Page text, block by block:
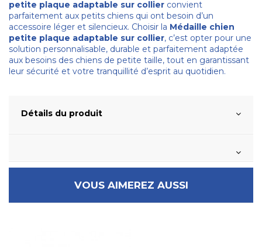
petite plaque adaptable sur collier convient
parfaitement aux petits chiens qui ont besoin d’un
accessoire léger et silencieux. Choisir la Médaille chien
petite plaque adaptable sur collier, c’est opter pour une
solution personnalisable, durable et parfaitement adaptée
aux besoins des chiens de petite taille, tout en garantissant
leur sécurité et votre tranquillité d’esprit au quotidien.
Détails du produit
VOUS AIMEREZ AUSSI